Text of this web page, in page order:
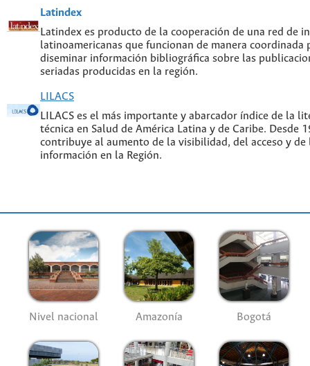
Latindex
Latindex es producto de la cooperación de una red de
latinoamericanas que funcionan de manera coordinada
diseminar información bibliográfica sobre las
seriadas producidas en la región.
LILACS
LILACS es el más importante y abarcador índice de la
técnica en Salud de América Latina y de Caribe. Desde
contribuye al aumento de la visibilidad, del acceso y de
información en la Región.
Nivel nacional Amazonía Bogotá